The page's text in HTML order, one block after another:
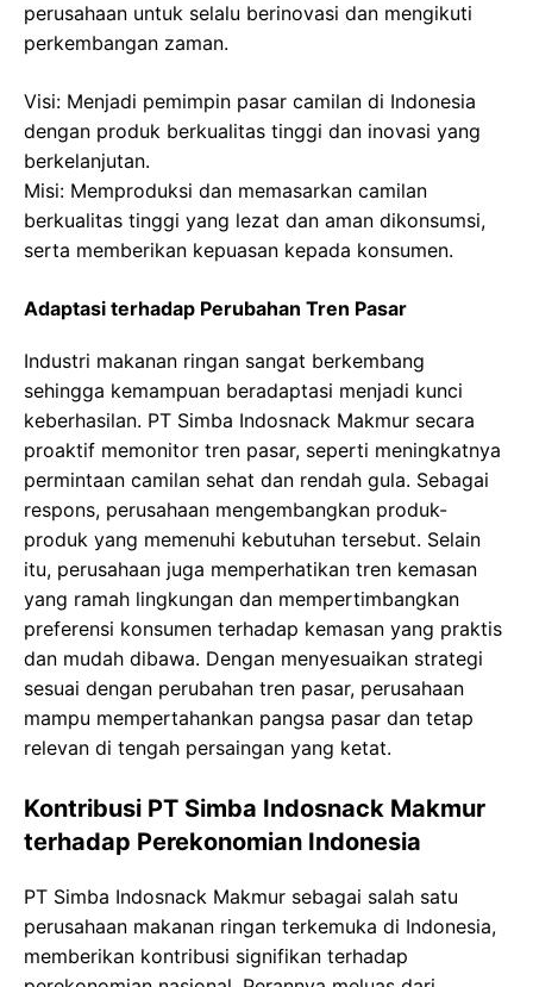
perusahaan untuk selalu berinovasi dan mengikuti
perkembangan zaman.
Visi: Menjadi pemimpin pasar camilan di Indonesia
dengan produk berkualitas tinggi dan inovasi yang
berkelanjutan.
Misi: Memproduksi dan memasarkan camilan
berkualitas tinggi yang lezat dan aman dikonsumsi,
serta memberikan kepuasan kepada konsumen.
Adaptasi terhadap Perubahan Tren Pasar
Industri makanan ringan sangat berkembang
sehingga kemampuan beradaptasi menjadi kunci
keberhasilan. PT Simba Indosnack Makmur secara
proaktif memonitor tren pasar, seperti meningkatnya
permintaan camilan sehat dan rendah gula. Sebagai
respons, perusahaan mengembangkan produk-
produk yang memenuhi kebutuhan tersebut. Selain
itu, perusahaan juga memperhatikan tren kemasan
yang ramah lingkungan dan mempertimbangkan
preferensi konsumen terhadap kemasan yang praktis
dan mudah dibawa. Dengan menyesuaikan strategi
sesuai dengan perubahan tren pasar, perusahaan
mampu mempertahankan pangsa pasar dan tetap
relevan di tengah persaingan yang ketat.
Kontribusi PT Simba Indosnack Makmur
terhadap Perekonomian Indonesia
PT Simba Indosnack Makmur sebagai salah satu
perusahaan makanan ringan terkemuka di Indonesia,
memberikan kontribusi signifikan terhadap